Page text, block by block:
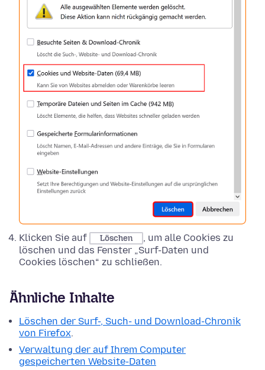
Klicken Sie auf Löschen
, um alle Cookies zu
löschen und das Fenster „Surf-Daten und
Cookies löschen“ zu schließen.
Ähnliche Inhalte
Löschen der Surf-, Such- und Download-Chronik
von Firefox.
Verwaltung der auf Ihrem Computer
gespeicherten Website-Daten